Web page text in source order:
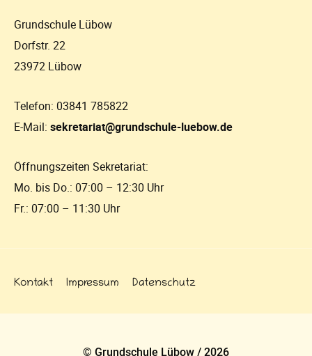
Grundschule Lübow
Dorfstr. 22
23972 Lübow
Telefon: 03841 785822
E-Mail: sekretariat@grundschule-luebow.de
Öffnungszeiten Sekretariat:
Mo. bis Do.: 07:00 – 12:30 Uhr
Fr.: 07:00 – 11:30 Uhr
überspringen
Kontakt Impressum Datenschutz
© Grundschule Lübow / 2026